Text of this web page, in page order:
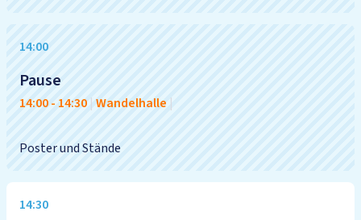
14:00
Pause
14:00- 14:30 | Wandelhalle |
Poster und Stände
14:30